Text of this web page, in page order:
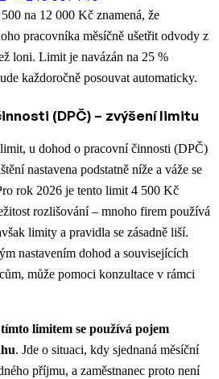
na 12 000 Kč znamená, že
pracovníka měsíčně ušetřit odvody z
loni. Limit je navázán na 25 %
každoročně posouvat automaticky.
(DPČ) – zvýšení limitu
u dohod o pracovní činnosti (DPČ)
nastavena podstatně níže a váže se
rok 2026 je tento limit 4 500 Kč
rozlišování – mnoho firem používá
limity a pravidla se zásadně liší.
nastavením dohod a souvisejících
může pomoci konzultace v rámci
limitem se používá pojem
. Jde o situaci, kdy sjednaná měsíční
příjmu, a zaměstnanec proto není